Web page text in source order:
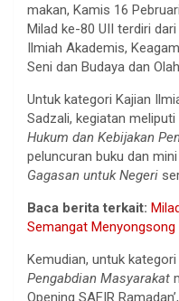
makan, Kamis 16
Milad ke-80 UII terdiri
Ilmiah Akademis,
Seni dan Budaya dan
Untuk kategori Kajian
Sadzali, kegiatan
Hukum dan Kebijakan
peluncuran buku dan
Gagasan untuk Negeri
Baca berita terkait:
Semangat Menyongsong
Kemudian, untuk
Pengabdian Masyarakat
Opening SAFIR